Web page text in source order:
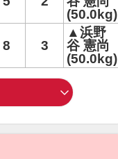
(50.0kg)
8 3
▲浜野
谷 憲尚
(50.0kg)